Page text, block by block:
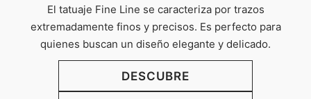
El tatuaje Fine Line se caracteriza por trazos
extremadamente finos y precisos. Es perfecto para
quienes buscan un diseño elegante y delicado.
DESCUBRE